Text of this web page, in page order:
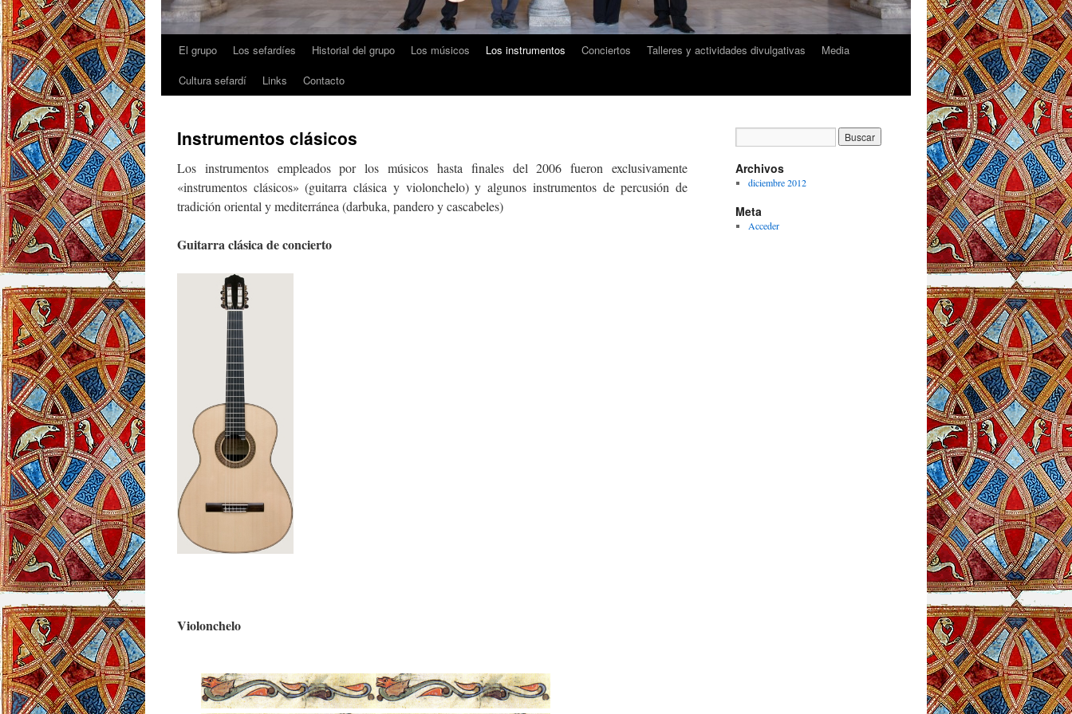
El grupo Los sefardíes Historial del grupo Los músicos Los instrumentos Conciertos Talleres y actividades divulgativas
Media
Cultura sefardí
Links Contacto
Instrumentos clásicos
Los instrumentos empleados por los músicos hasta finales del 2006 fueron exclusivamente
«instrumentos clásicos» (guitarra clásica y violonchelo) y algunos instrumentos de percusión de
tradición oriental y mediterránea (darbuka, pandero y cascabeles)
Guitarra clásica de concierto
Violonchelo
Archivos
diciembre 2012
Meta
Acceder